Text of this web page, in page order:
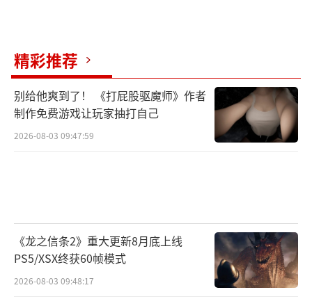
精彩推荐
别给他爽到了！ 《打屁股驱魔师》作者
制作免费游戏让玩家抽打自己
2026-08-03 09:47:59
《龙之信条2》重大更新8月底上线
PS5/XSX终获60帧模式
2026-08-03 09:48:17